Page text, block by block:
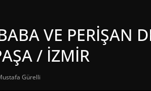
VE PERİŞAN
/ İZMİR
Gürelli